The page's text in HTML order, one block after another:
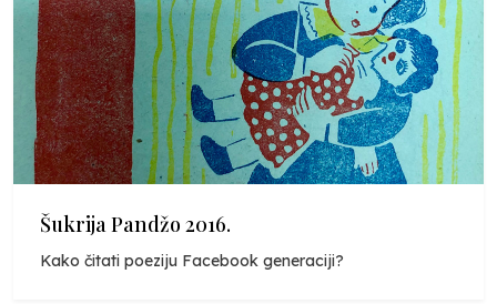
Šukrija Pandžo 2016.
Kako čitati poeziju Facebook generaciji?